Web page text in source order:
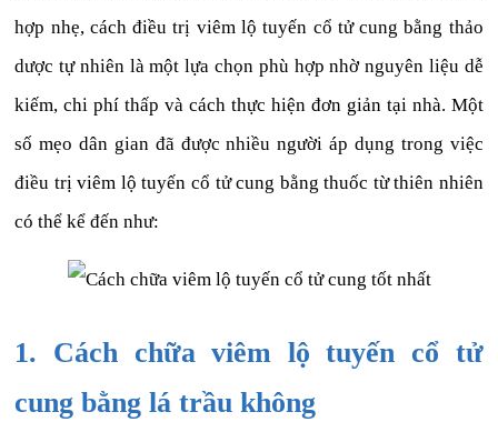
hợp nhẹ, cách điều trị viêm lộ tuyến cổ tử cung bằng thảo
dược tự nhiên là một lựa chọn phù hợp nhờ nguyên liệu dễ
kiếm, chi phí thấp và cách thực hiện đơn giản tại nhà. Một
số mẹo dân gian đã được nhiều người áp dụng trong việc
điều trị viêm lộ tuyến cổ tử cung bằng thuốc từ thiên nhiên
có thể kể đến như:
1. Cách chữa viêm lộ tuyến cổ tử
cung bằng lá trầu không